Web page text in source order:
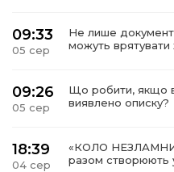
09:33
05 сер
Не лише
можуть врятувати
09:26
05 сер
Що робити, якщо в
виявлено описку?
18:39
04 сер
«КОЛО
разом створюють